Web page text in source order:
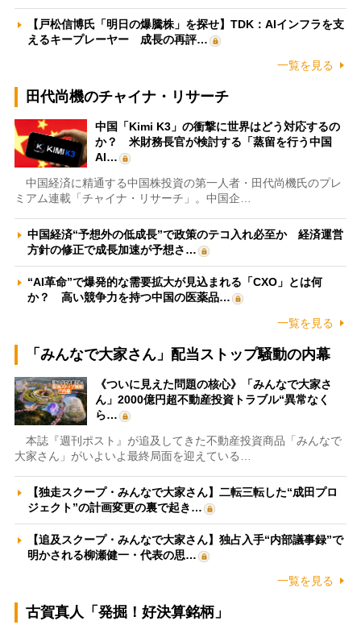
【戸松信博氏「明日の爆騰株」を探せ】TDK：AIインフラを支
えるキープレーヤー 成長の再評…
一覧を見る
田代尚機のチャイナ・リサーチ
中国「Kimi K3」の衝撃に世界はどう対応するの
か？ 米財務長官が検討する「蒸留を行う中国
AI…
中国経済に精通する中国株投資の第一人者・田代尚機氏のプレ
ミアム連載「チャイナ・リサーチ」。中国企…
中国経済“予想外の低成長”で政策のテコ入れ必至か 経済運営
方針の修正で成長加速が予想さ…
“AI革命”で爆発的な需要拡大が見込まれる「CXO」とは何
か？ 高い競争力を持つ中国の医薬品…
一覧を見る
「みんなで大家さん」配当ストップ騒動の内幕
《ついに見えた問題の核心》「みんなで大家さ
ん」2000億円超不動産投資トラブル“異常なく
ら…
本誌『週刊ポスト』が追及してきた不動産投資商品「みんなで
大家さん」がいよいよ最終局面を迎えている…
【独走スクープ・みんなで大家さん】二転三転した“成田プロ
ジェクト”の計画変更の裏で起き…
【追及スクープ・みんなで大家さん】独占入手“内部議事録”で
明かされる柳瀬健一・代表の思…
一覧を見る
古賀真人「発掘！好決算銘柄」